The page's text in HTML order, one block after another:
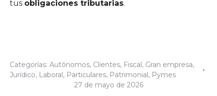
tus obligaciones tributarias.
Categorías: Autónomos, Clientes, Fiscal, Gran empresa,
Jurídico, Laboral, Particulares, Patrimonial, Pymes
27 de mayo de 2026